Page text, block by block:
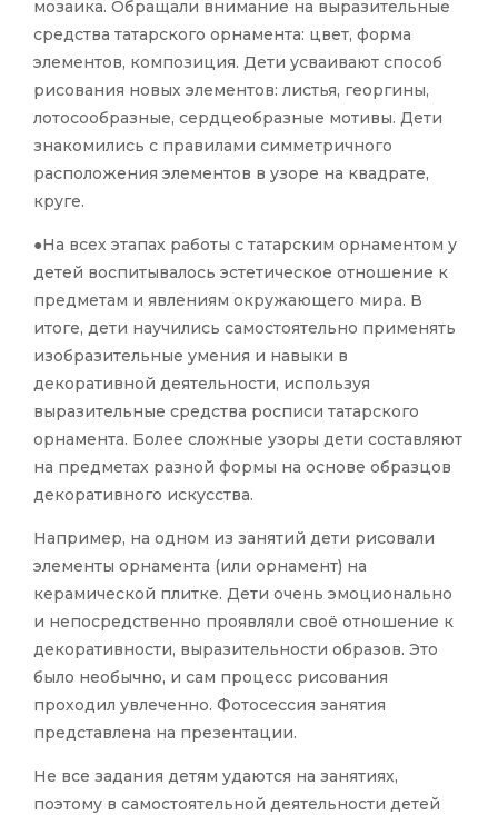
мозаика. Обращали внимание на выразительные
средства татарского орнамента: цвет, форма
элементов, композиция. Дети усваивают способ
рисования новых элементов: листья, георгины,
лотосообразные, сердцеобразные мотивы. Дети
знакомились с правилами симметричного
расположения элементов в узоре на квадрате,
круге.
●На всех этапах работы с татарским орнаментом у
детей воспитывалось эстетическое отношение к
предметам и явлениям окружающего мира. В
итоге, дети научились самостоятельно применять
изобразительные умения и навыки в
декоративной деятельности, используя
выразительные средства росписи татарского
орнамента. Более сложные узоры дети составляют
на предметах разной формы на основе образцов
декоративного искусства.
Например, на одном из занятий дети рисовали
элементы орнамента (или орнамент) на
керамической плитке. Дети очень эмоционально
и непосредственно проявляли своё отношение к
декоративности, выразительности образов. Это
было необычно, и сам процесс рисования
проходил увлеченно. Фотосессия занятия
представлена на презентации.
Не все задания детям удаются на занятиях,
поэтому в самостоятельной деятельности детей